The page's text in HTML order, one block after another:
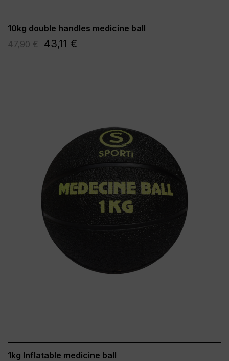
10kg double handles medicine ball
47,90 € 43,11 €
1kg Inflatable medicine ball